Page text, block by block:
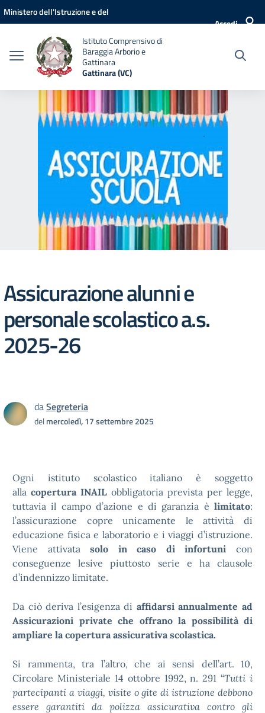
Vai ai contenuti
Vai al menu di navigazione
Vai al footer
Ministero dell'Istruzione e del
Accedi
Istituto Comprensivo di
Baraggia Arborio e
Gattinara
Gattinara (VC)
Assicurazione alunni e
personale scolastico a.s.
2025-26
daSegreteria
delmercoledì, 17 settembre 2025
Ogni istituto scolastico italiano è soggetto
alla copertura INAIL obbligatoria prevista per legge,
tuttavia il campo d’azione e di garanzia è limitato:
l’assicurazione copre unicamente le attività di
educazione fisica e laboratorio e i viaggi d’istruzione.
Viene attivatasolo in caso di infortuni con
conseguenze lesive piuttosto serie e ha clausole
d’indennizzo limitate.
Da ciò deriva l’esigenza di affidarsi annualmente ad
Assicurazioni private che offrano la possibilità di
ampliare la copertura assicurativa scolastica.
Si rammenta, tra l’altro, che ai sensi dell’art. 10,
Circolare Ministeriale 14 ottobre 1992, n. 291 “Tutti i
partecipanti a viaggi, visite o gite di istruzione debbono
essere garantiti da polizza assicurativa contro gli